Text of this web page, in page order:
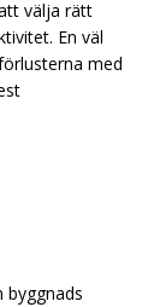
välja rätt
En väl
med
byggnads